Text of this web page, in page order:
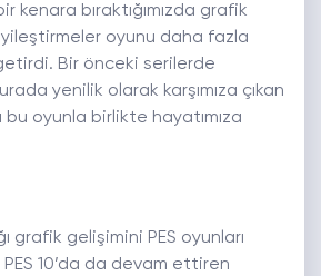
kenara bıraktığımızda grafik
oyunu daha fazla
Bir önceki serilerde
yenilik olarak karşımıza çıkan
bu oyunla birlikte hayatımıza
grafik gelişimini PES oyunları
10’da da devam ettiren